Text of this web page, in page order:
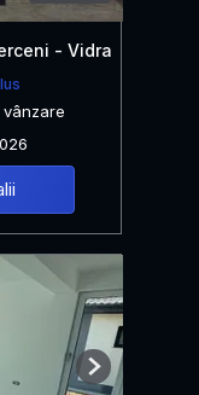
- Vidra
Next